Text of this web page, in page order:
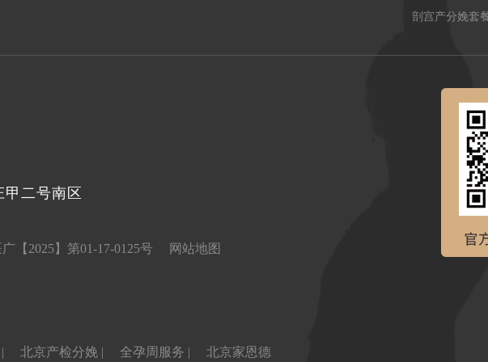
剖宫产分娩套
二号南区
【2025】第01-17-0125号
网站地图
北京产检分娩 | 全孕周服务 | 北京家恩德